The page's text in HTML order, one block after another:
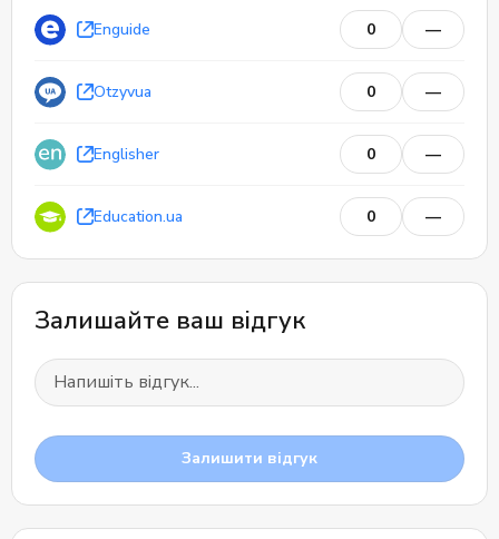
0
Enguide 0 —
Otzyvua 0 —
Englisher 0 —
Education.ua 0 —
Залишайте ваш відгук
Залишити відгук